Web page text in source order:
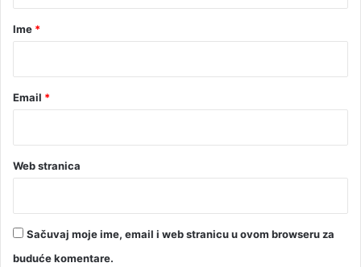
r
Ime *
Email *
Web stranica
Sačuvaj moje ime, email i web stranicu u ovom browseru za
buduće komentare.